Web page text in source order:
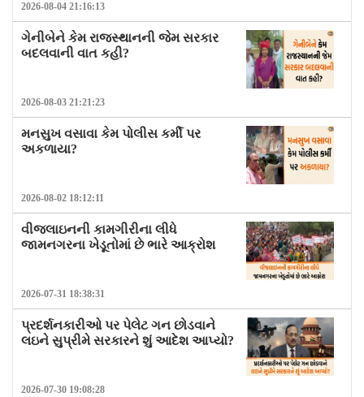
2026-08-04 21:16:13
ગેનીબેને કેમ રાજસ્થાનની જેમ સરકાર
બદલવાની વાત કહી?
2026-08-03 21:21:23
મનસુખ વસાવા કેમ પોલીસ કર્મી પર
અકળાયા?
2026-08-02 18:12:11
વીજલાઇનની કામગીરીના લીધે
જામનગરના ખેડૂતોમાં છે ભારે આક્રોશ
2026-07-31 18:38:31
પ્રદર્શનકારીઓ પર પેલેટ ગન છોડવાને
લઇને સુપ્રીમે સરકારને શું આદેશ આપ્યો?
2026-07-30 19:08:28